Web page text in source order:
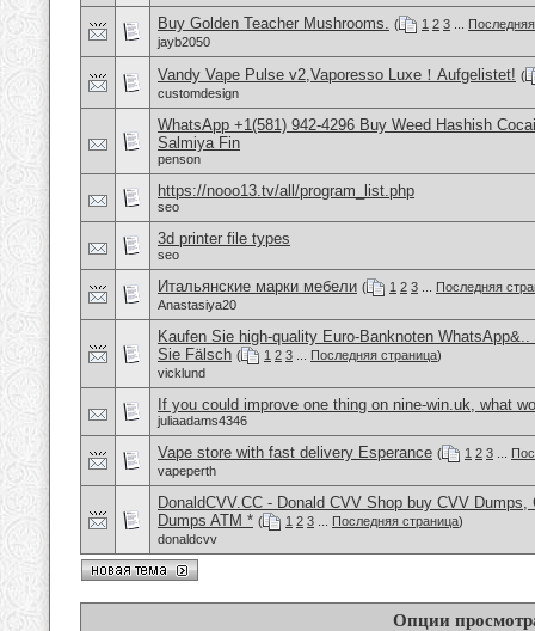
Buy Golden Teacher Mushrooms. ( 1 2 3
jayb2050
Vandy Vape Pulse v2,Vaporesso Luxe！Aufgelistet! (
customdesign
WhatsApp +1(581) 942-4296 Buy Weed Hashish
Salmiya Fin
penson
https://nooo13.tv/all/program_list.php
seo
3d printer file types
seo
Итальянские марки мебели ( 1 2 3
Последняя
Anastasiya20
Kaufen Sie high-quality Euro-Banknoten
Sie Fälsch ( 1 2 3 Последняя страница)
vicklund
If you could improve one thing on nine-win.uk, what
juliaadams4346
Vape store with fast delivery Esperance ( 1 2 3
vapeperth
DonaldCVV.CC - Donald CVV Shop buy CVV
Dumps ATM * ( 1 2 3 Последняя страница)
donaldcvv
Опции